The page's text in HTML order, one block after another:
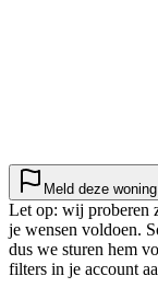
Meld deze woning
Let op: wij proberen
je wensen voldoen.
dus we sturen hem
filters in je account